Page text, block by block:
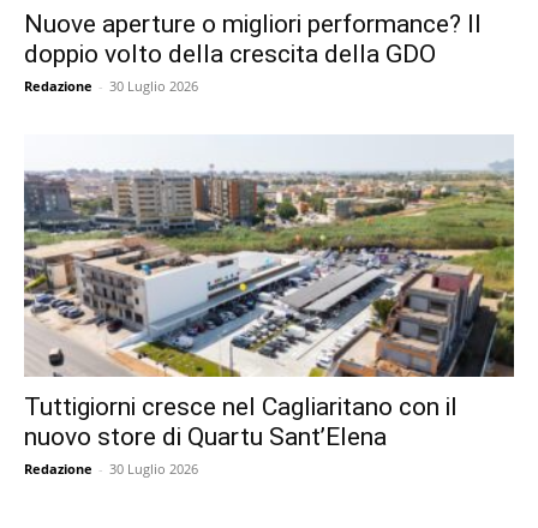
Nuove aperture o migliori performance? Il
doppio volto della crescita della GDO
Redazione - 30 Luglio 2026
Tuttigiorni cresce nel Cagliaritano con il
nuovo store di Quartu Sant’Elena
Redazione - 30 Luglio 2026